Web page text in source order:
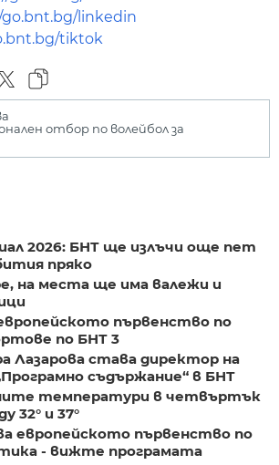
linkedin
tiktok
отбор по волейбол за
2026: БНТ ще излъчи още пет
пряко
на места ще има валежи и
първенство по
по БНТ 3
Лазарова става директор на
съдържание“ в БНТ
температури в четвъртък
32° и 37°
европейското първенство по
- вижте програмата